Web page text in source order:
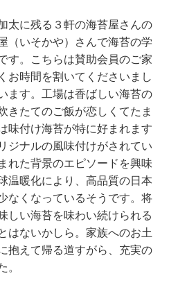
太に残る３軒の海苔屋さんの
（いそかや）さんで海苔の学
す。こちらは賛助会員のご家
お時間を割いてくださいまし
ます。工場は香ばしい海苔の
きたてのご飯が恋しくてたま
味付け海苔が特に好まれます
ジナルの風味付けがされてい
れた背景のエピソードを興味
温暖化により、高品質の日本
なくなっているそうです。将
しい海苔を味わい続けられる
はないかしら。家族へのお土
抱えて帰る道すがら、充実の